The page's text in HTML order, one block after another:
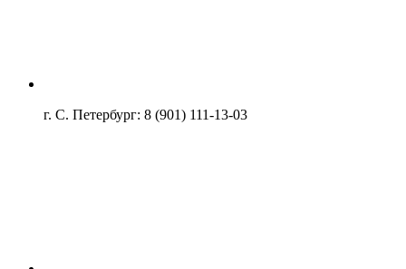
г. С. Петербург: 8 (901) 111-13-03